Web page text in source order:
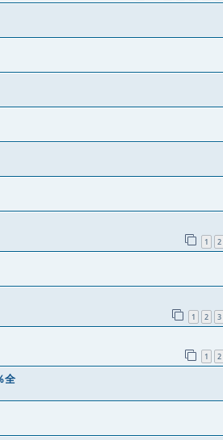
1 2
1 2 3
1 2
全